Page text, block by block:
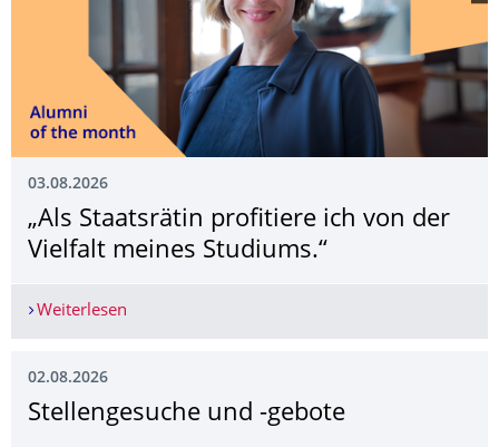
03.08.2026
„Als Staatsrätin profitiere ich von der
Vielfalt meines Studiums.“
Weiterlesen
02.08.2026
Stellengesuche und -gebote